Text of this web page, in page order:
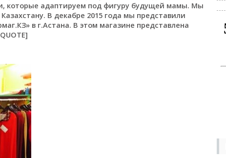
которые адаптируем под фигуру будущей мамы. Мы
В декабре 2015 года мы представили
в г.Астана. В этом магазине представлена